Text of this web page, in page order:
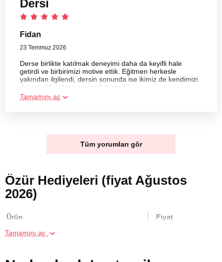
Dersi
Fidan
23 Temmuz 2026
Derse birlikte katılmak deneyimi daha da keyifli hale
getirdi ve birbirimizi motive ettik. Eğitmen herkesle
yakından ilgilendi, dersin sonunda ise ikimiz de kendimizi
daha hafif, sakin ve enerjik hissettik.
Tamamını aç
Tüm yorumları gör
Özür Hediyeleri (fiyat Ağustos
2026)
Ürün Fiyat
Tamamını aç